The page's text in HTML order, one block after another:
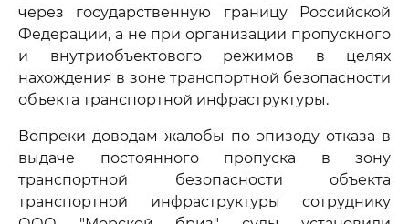
через государственную границу Российской
Федерации, а не при организации пропускного
и внутриобъектового режимов в целях
нахождения в зоне транспортной безопасности
объекта транспортной инфраструктуры.
Вопреки доводам жалобы по эпизоду отказа в
выдаче постоянного пропуска в зону
транспортной безопасности объекта
транспортной инфраструктуры сотруднику